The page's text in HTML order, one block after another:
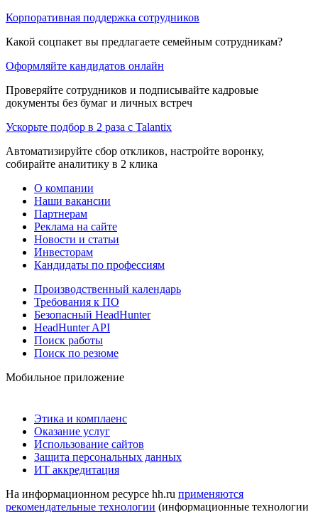
Корпоративная поддержка сотрудников
Какой соцпакет вы предлагаете семейным сотрудникам?
Оформляйте кандидатов онлайн
Проверяйте сотрудников и подписывайте кадровые
документы без бумаг и личных встреч
Ускорьте подбор в 2 раза с Talantix
Автоматизируйте сбор откликов, настройте воронку,
собирайте аналитику в 2 клика
О компании
Наши вакансии
Партнерам
Реклама на сайте
Новости и статьи
Инвесторам
Кандидаты по профессиям
Производственный календарь
Требования к ПО
Безопасный HeadHunter
HeadHunter API
Поиск работы
Поиск по резюме
Мобильное приложение
Этика и комплаенс
Оказание услуг
Использование сайтов
Защита персональных данных
ИТ аккредитация
На информационном ресурсе hh.ru применяются
рекомендательные технологии (информационные технологии